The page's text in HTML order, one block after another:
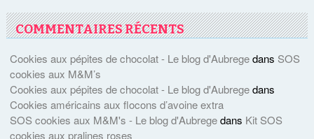
COMMENTAIRES RÉCENTS
Cookies aux pépites de chocolat - Le blog d'Aubregedans SOS
cookies aux M&M’s
Cookies aux pépites de chocolat - Le blog d'Aubregedans
Cookies américains aux flocons d’avoine extra
SOS cookies aux M&M's - Le blog d'Aubregedans Kit SOS
cookies aux pralines roses